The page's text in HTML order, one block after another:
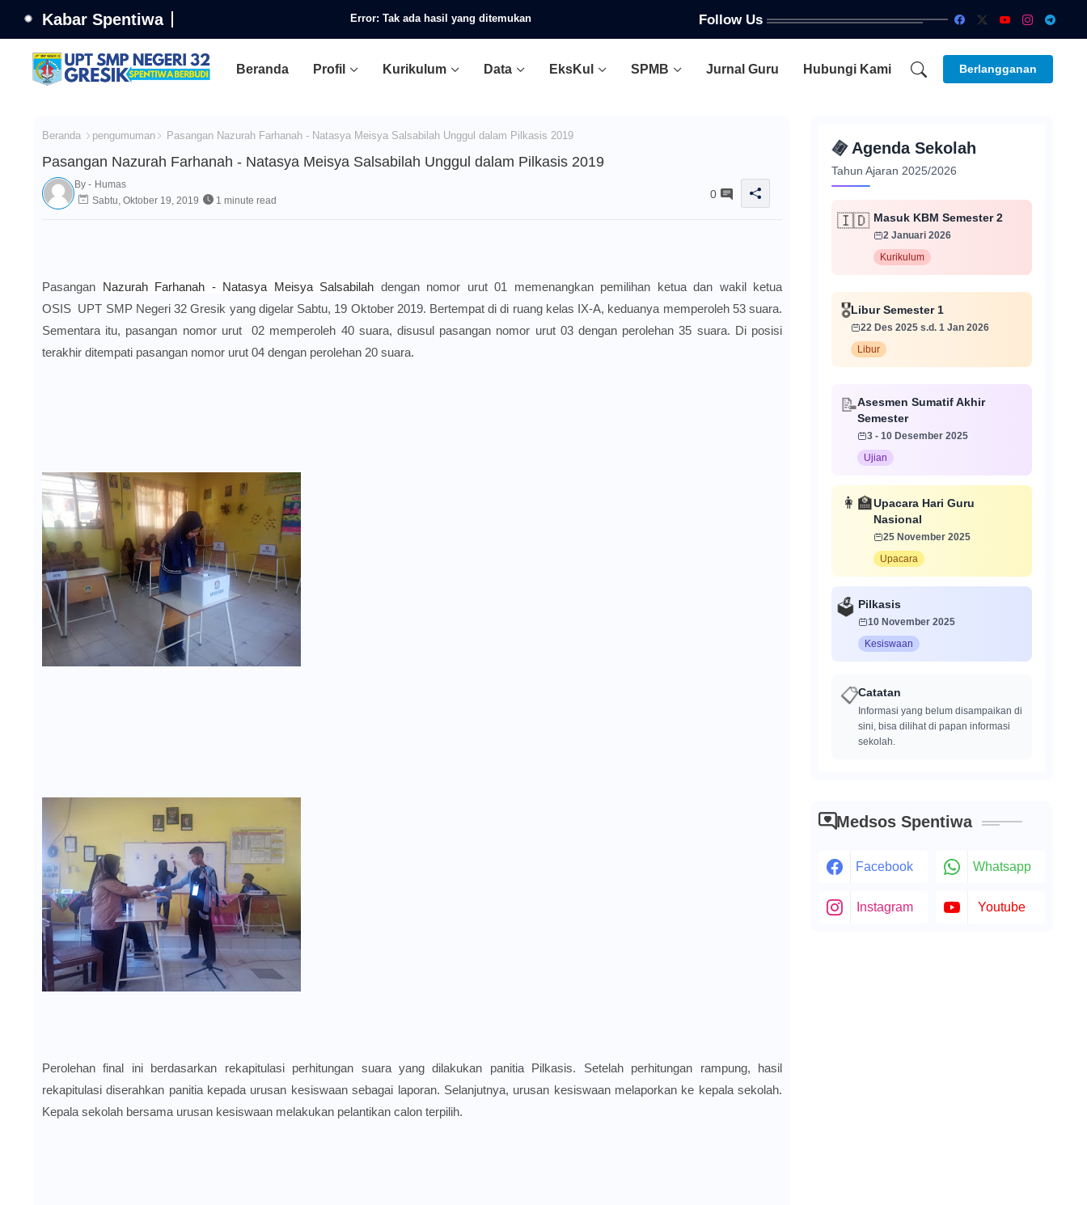
Kabar Spentiwa Error: Tak ada hasil yang ditemukan Follow Us
Beranda Profil Kurikulum Data EksKul SPMB Jurnal Guru Hubungi Kami Berlangganan
Beranda pengumuman Pasangan Nazurah Farhanah - Natasya Meisya Salsabilah Unggul dalam Pilkasis 2019
Pasangan Nazurah Farhanah - Natasya Meisya Salsabilah Unggul dalam Pilkasis 2019
By - Humas
Sabtu, Oktober 19, 2019
1 minute read 0
Pasangan Nazurah Farhanah - Natasya Meisya Salsabilah dengan nomor urut 01 memenangkan pemilihan ketua dan wakil ketua
OSIS UPT SMP Negeri 32 Gresik yang digelar Sabtu, 19 Oktober 2019. Bertempat didi ruang kelas IX-A, keduanya memperoleh 53 suara.
Sementara itu, pasangan nomor urut 02 memperoleh 40 suara, disusul pasangan nomor urut 03 dengan perolehan 35 suara. Di posisi
terakhir ditempati pasangan nomor urut 04 dengan perolehan 20 suara.
Perolehan final ini berdasarkan rekapitulasi perhitungan suara yang dilakukan panitia Pilkasis. Setelah perhitungan rampung, hasil
rekapitulasi diserahkan panitia kepada urusan kesiswaan sebagai laporan. Selanjutnya, urusan kesiswaan melaporkan ke kepala sekolah.
Kepala sekolah bersama urusan kesiswaan melakukan pelantikan calon terpilih.
📅Agenda Sekolah
Tahun Ajaran 2025/2026
🇮🇩 Masuk KBM Semester 2
2 Januari 2026
Kurikulum
🎖️Libur Semester 1
22 Des 2025 s.d. 1 Jan 2026
Libur
📝Asesmen Sumatif Akhir
Semester
3 - 10 Desember 2025
Ujian
👩‍🏫Upacara Hari Guru
Nasional
25 November 2025
Upacara
🗳️ Pilkasis
10 November 2025
Kesiswaan
📋Catatan
Informasi yang belum disampaikan di
sini, bisa dilihat di papan informasi
sekolah.
Medsos Spentiwa
Facebook Whatsapp
Instagram Youtube